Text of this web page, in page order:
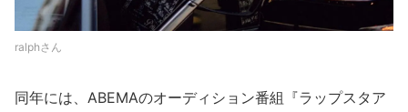
ralphさん
同年には、ABEMAのオーディション番組『ラップスタア